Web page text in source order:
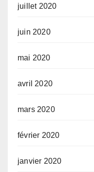
juillet 2020
juin 2020
mai 2020
avril 2020
mars 2020
février 2020
janvier 2020